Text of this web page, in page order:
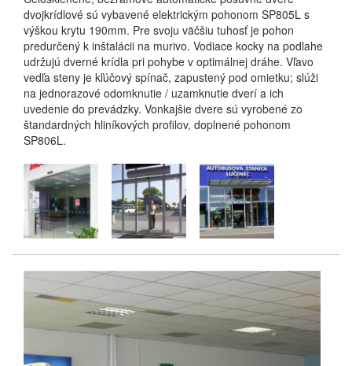
dvojkrídlové sú vybavené elektrickým pohonom SP805L s
výškou krytu 190mm. Pre svoju väčšiu tuhosť je pohon
predurčený k inštalácii na murivo. Vodiace kocky na podlahe
udržujú dverné krídla pri pohybe v optimálnej dráhe. Vľavo
vedľa steny je kľúčový spínač, zapustený pod omietku; slúži
na jednorazové odomknutie / uzamknutie dverí a ich
uvedenie do prevádzky. Vonkajšie dvere sú vyrobené zo
štandardných hliníkových profilov, doplnené pohonom
SP806L.